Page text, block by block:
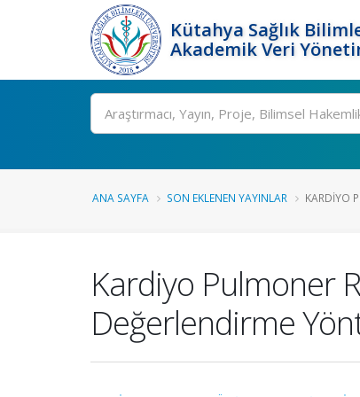
Kütahya Sağlık
Akademik Veri
Ara
ANA SAYFA SON EKLENEN YAYINLAR KARDIYO
Kardiyo Pulmoner
Değerlendirme